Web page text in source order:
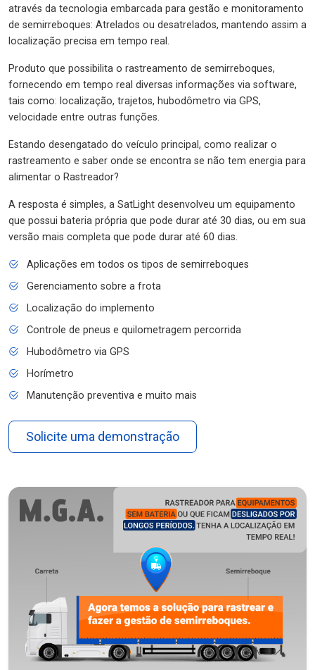
através da tecnologia embarcada para gestão e monitoramento
de semirreboques: Atrelados ou desatrelados, mantendo assim a
localização precisa em tempo real.
Produto que possibilita o rastreamento de semirreboques,
fornecendo em tempo real diversas informações via software,
tais como: localização, trajetos, hubodômetro via GPS,
velocidade entre outras funções.
Estando desengatado do veículo principal, como realizar o
rastreamento e saber onde se encontra se não tem energia para
alimentar o Rastreador?
A resposta é simples, a SatLight desenvolveu um equipamento
que possui bateria própria que pode durar até 30 dias, ou em sua
versão mais completa que pode durar até 60 dias.
Aplicações em todos os tipos de semirreboques
Gerenciamento sobre a frota
Localização do implemento
Controle de pneus e quilometragem percorrida
Hubodômetro via GPS
Horímetro
Manutenção preventiva e muito mais
Solicite uma demonstração